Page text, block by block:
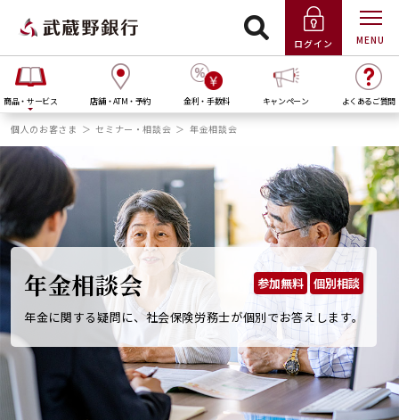
ログイン MENU
商品・サービス 店舗・ATM・予約 金利・手数料 キャンペーン よくあるご質問
個人のお客さま セミナー・相談会 年金相談会
年金相談会 参加無料
個別相談
年金に関する疑問に、社会保険労務士が個別でお答えします。